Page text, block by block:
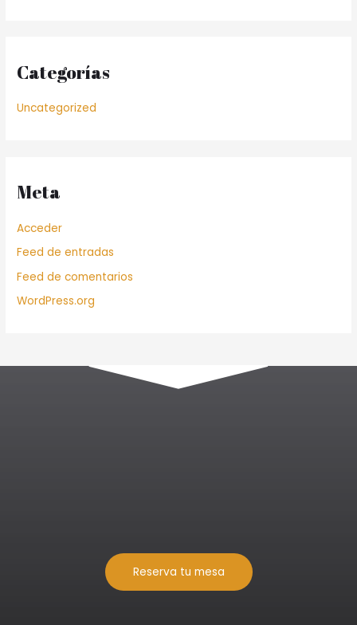
Categorías
Uncategorized
Meta
Acceder
Feed de entradas
Feed de comentarios
WordPress.org
Reserva tu mesa